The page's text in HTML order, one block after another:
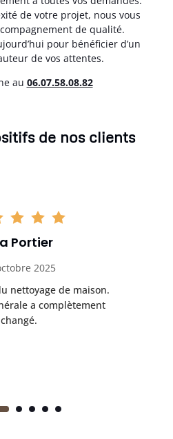
de votre projet, nous vous
de qualité.
pour bénéficier d’un
de vos attentes.
au 06.07.58.08.82
de nos clients
Portier
2025
nettoyage de maison.
a complètement
changé.